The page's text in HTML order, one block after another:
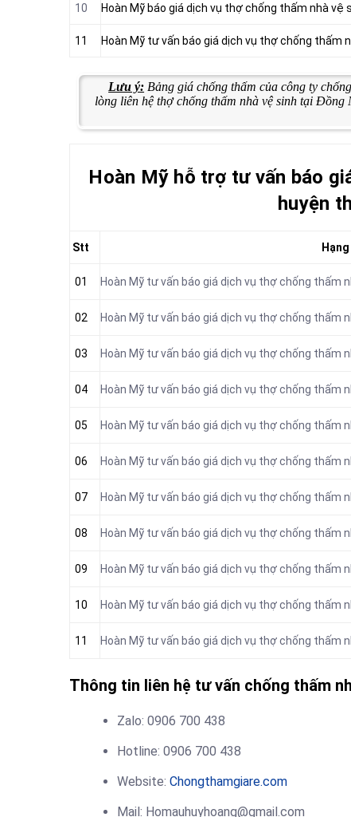
10 Hoàn Mỹ báo giá dịch vụ thợ chống thấm nhà
11 Hoàn Mỹ tư vấn báo giá dịch vụ thợ chống thấm
Lưu ý: Bảng giá chống thấm của công ty
lòng liên hệ thợ chống thấm nhà vệ sinh tại
Hoàn Mỹ hỗ trợ tư vấn báo
huyện
Stt
01 Hoàn Mỹ tư vấn báo giá dịch vụ thợ chống thấm
02 Hoàn Mỹ tư vấn báo giá dịch vụ thợ chống thấm
03 Hoàn Mỹ tư vấn báo giá dịch vụ thợ chống thấm
04 Hoàn Mỹ tư vấn báo giá dịch vụ thợ chống thấm
05 Hoàn Mỹ tư vấn báo giá dịch vụ thợ chống thấm
06 Hoàn Mỹ tư vấn báo giá dịch vụ thợ chống thấm
07 Hoàn Mỹ tư vấn báo giá dịch vụ thợ chống thấm
08 Hoàn Mỹ tư vấn báo giá dịch vụ thợ chống thấm
09 Hoàn Mỹ tư vấn báo giá dịch vụ thợ chống thấm
10 Hoàn Mỹ tư vấn báo giá dịch vụ thợ chống thấm
11 Hoàn Mỹ tư vấn báo giá dịch vụ thợ chống thấm
Thông tin liên hệ tư vấn chống thấm
Zalo: 0906 700 438
Hotline: 0906 700 438
Website: Chongthamgiare.com
Mail: Homauhuyhoang@gmail.com